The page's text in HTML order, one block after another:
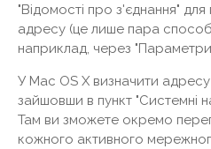
"Відомості про з'єднання"
адресу (це лише пара
наприклад, через
У Mac OS X визначити
зайшовши в пункт "Системні
Там ви зможете окремо
кожного активного